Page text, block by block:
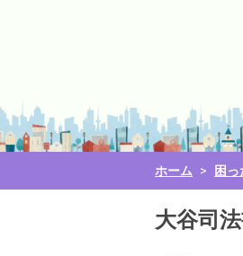
ホーム > 困っ
大谷司